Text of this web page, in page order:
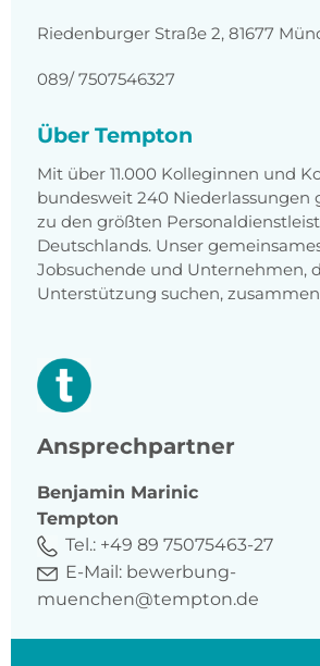
Riedenburger Straße 2, 81677
089/ 7507546327
Über Tempton
Mit über 11.000 Kolleginnen und
bundesweit 240 Niederlassungen
zu den größten
Deutschlands. Unser
Jobsuchende und Unternehmen,
Unterstützung suchen,
Ansprechpartner
Benjamin Marinic
Tempton
Tel.: +49 89 75075463-27
E-Mail: bewerbung-
muenchen@tempton.de